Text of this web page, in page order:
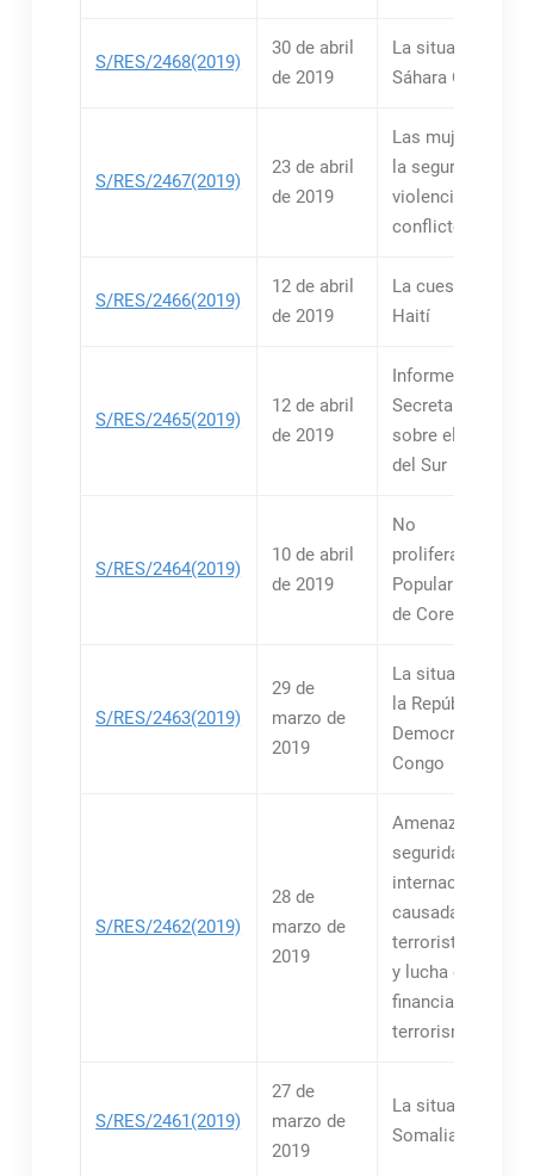
S/RES/2468(2019)
30 de abril
de 2019
La situación
Sáhara
S/RES/2467(2019)
23 de abril
de 2019
Las mujeres y la
la seguridad – La
violencia sexual
conflictos
S/RES/2466(2019)
12 de abril
de 2019
La cuestión
Haití
S/RES/2465(2019)
12 de abril
de 2019
Informes del
Secretario
sobre el Sudán y
del Sur
S/RES/2464(2019)
10 de abril
de 2019
No
proliferación/
Popular
de Corea
S/RES/2463(2019)
29 de
marzo de
2019
La situación
la República
Democrática del
Congo
S/RES/2462(2019)
28 de
marzo de
2019
Amenazas a la
seguridad
internacionales
causadas por
terroristas:
y lucha contra la
financiación del
terrorismo
S/RES/2461(2019)
27 de
marzo de
2019
La situación en
Somalia